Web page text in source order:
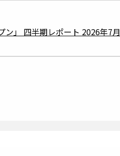
ン」 四半期レポート 2026年7月